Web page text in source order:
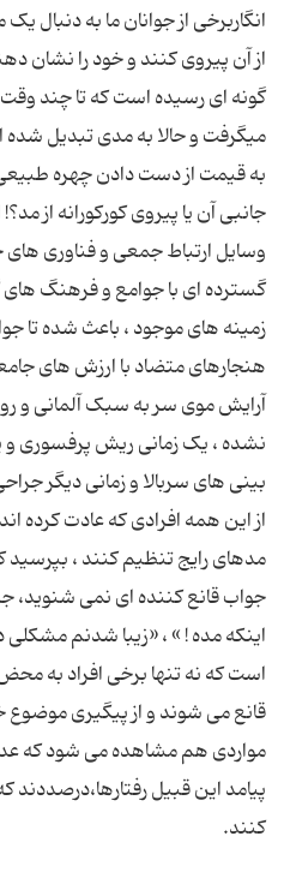
انگاربرخی از جوانان ما به دنبال
از آن پیروی کنند و خود را نشان
گونه ای رسیده است که تا چند
میگرفت و حالا به مدی تبدیل شده
به قیمت از دست دادن چهره
جانبی آن یا پیروی کورکورانه از
وسایل ارتباط جمعی و فناوری های
گسترده ای با جوامع و فرهنگ های
زمینه های موجود ، باعث شده تا
هنجارهای متضاد با ارزش های
آرایش موی سر به سبک آلمانی و
نشده ، یک زمانی ریش پرفسوری و
بینی های سربالا و زمانی دیگر
از این همه افرادی که عادت کرده
مدهای رایج تنظیم کنند ، بپرسید
جواب قانع کننده ای نمی شنوید،
اینکه مده ! » ، «زیبا شدنم مشکلی
است که نه تنها برخی افراد به
قانع می شوند و از پیگیری موضوع
مواردی هم مشاهده می شود که عده
پیامد این قبیل رفتارها،درصددند